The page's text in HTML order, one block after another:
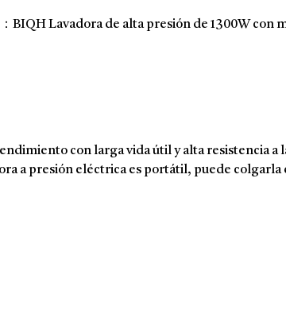
BIQH Lavadora de alta presión de 1300W con
con larga vida útil y alta resistencia a
a presión eléctrica es portátil, puede colgarla